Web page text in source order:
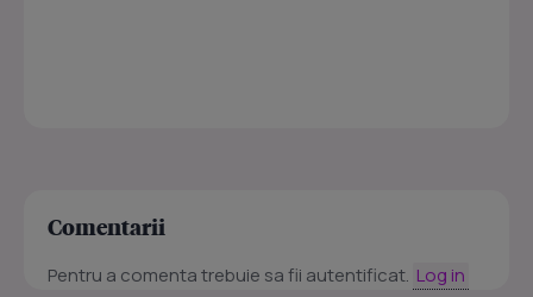
Comentarii
Pentru a comenta trebuie sa fii autentificat. Log in